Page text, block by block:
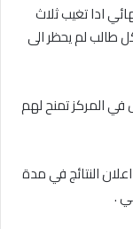
ادا تغيب ثلاث
طالب لم يحظر الى
في المركز تمنح لهم
اعلان النتائج في مدة